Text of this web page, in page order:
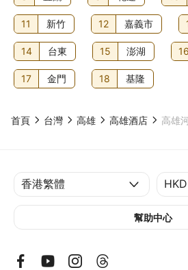
11 新竹 12 嘉義市
14 台東 15 澎湖 16
17 金門 18 基隆
首頁 台灣 高雄 高雄酒店 高雄
幫助中心